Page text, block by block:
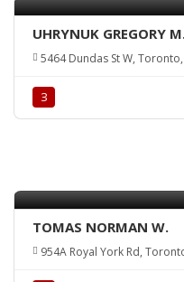
UHRYNUK GREGORY
5464 Dundas St W,
З
TOMAS NORMAN W.
954A Royal York Rd,